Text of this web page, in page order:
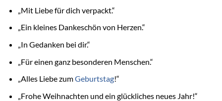
„Mit Liebe für dich verpackt.“
„Ein kleines Dankeschön von Herzen.“
„In Gedanken bei dir.“
„Für einen ganz besonderen Menschen.“
„Alles Liebe zumGeburtstag!“
„Frohe Weihnachten und ein glückliches neues Jahr!“